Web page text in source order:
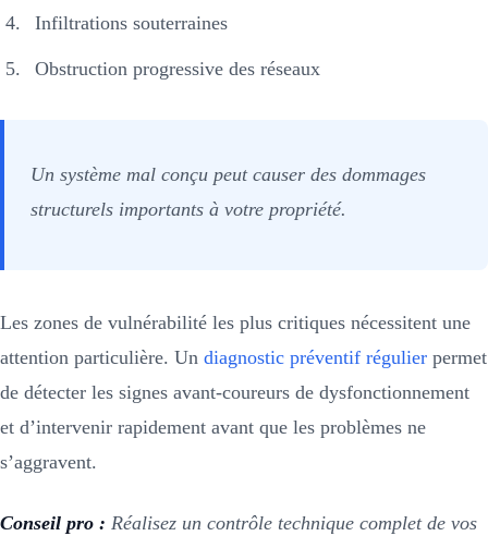
Infiltrations souterraines
Obstruction progressive des réseaux
Un système mal conçu peut causer des dommages
structurels importants à votre propriété.
Les zones de vulnérabilité les plus critiques nécessitent une
attention particulière. Un diagnostic préventif régulier permet
de détecter les signes avant-coureurs de dysfonctionnement
et d’intervenir rapidement avant que les problèmes ne
s’aggravent.
Conseil pro : Réalisez un contrôle technique complet de vos